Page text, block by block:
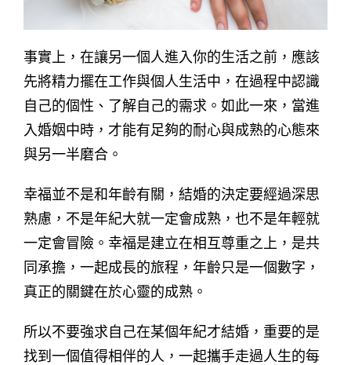
事實上，在讓另一個人進入你的生活之前，應該
先將精力擺在工作與個人生活中，在過程中認識
自己的個性、了解自己的需求。如此一來，當進
入婚姻中時，才能有足夠的耐心與成熟的心態來
與另一半磨合。
幸福並不是和年齡有關，結婚的決定要經過深思
熟慮，不是年紀大就一定會成熟，也不是年輕就
一定會冒險。幸福是建立在相互尊重之上，是共
同承擔，一起成長的旅程，年齡只是一個數字，
真正的關鍵在於心靈的成熟。
所以不要強求自己在某個年紀才結婚，重要的是
找到一個值得相伴的人，一起攜手走過人生的每